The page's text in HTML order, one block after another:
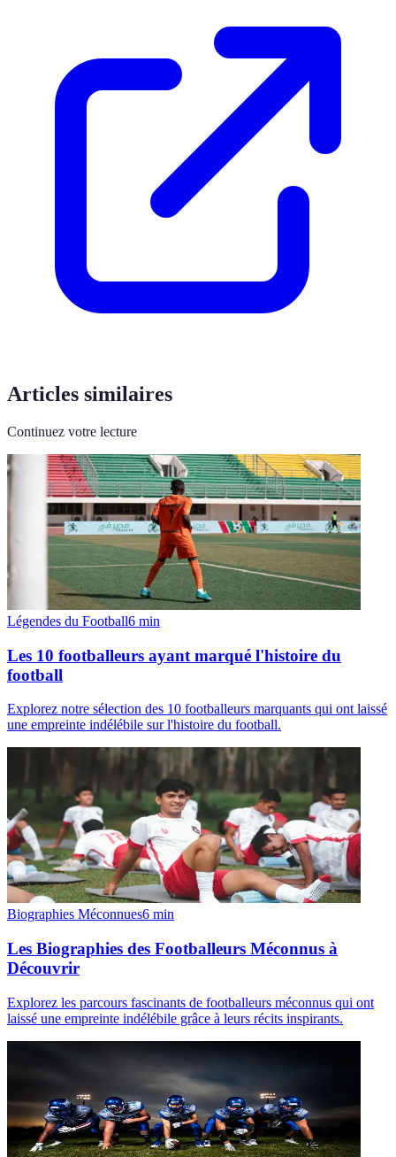
Articles similaires
Continuez votre lecture
Légendes du Football6 min
Les 10 footballeurs ayant marqué l'histoire du
football
Explorez notre sélection des 10 footballeurs marquants qui ont laissé
une empreinte indélébile sur l'histoire du football.
Biographies Méconnues6 min
Les Biographies des Footballeurs Méconnus à
Découvrir
Explorez les parcours fascinants de footballeurs méconnus qui ont
laissé une empreinte indélébile grâce à leurs récits inspirants.